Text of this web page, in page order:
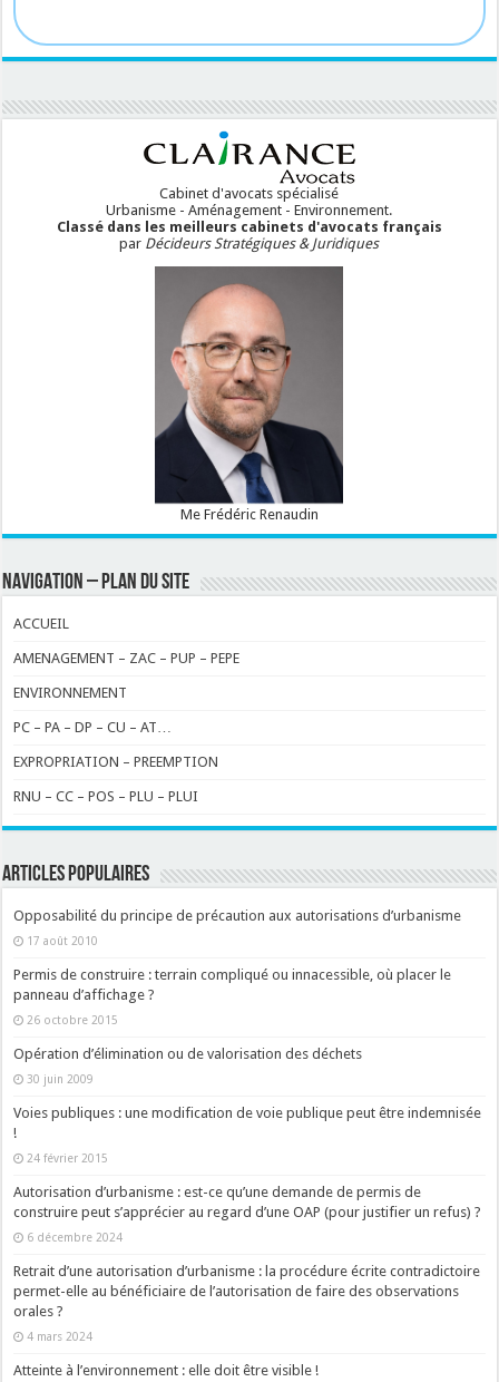
Cabinet d'avocats spécialisé
Urbanisme - Aménagement - Environnement.
Classé dans les meilleurs cabinets d'avocats français
par Décideurs Stratégiques & Juridiques
Me Frédéric Renaudin
NAVIGATION – PLAN DU SITE
ACCUEIL
AMENAGEMENT – ZAC – PUP – PEPE
ENVIRONNEMENT
PC – PA – DP – CU – AT…
EXPROPRIATION – PREEMPTION
RNU – CC – POS – PLU – PLUI
ARTICLES POPULAIRES
Opposabilité du principe de précaution aux autorisations d’urbanisme
17 août 2010
Permis de construire : terrain compliqué ou innacessible, où placer le
panneau d’affichage ?
26 octobre 2015
Opération d’élimination ou de valorisation des déchets
30 juin 2009
Voies publiques : une modification de voie publique peut être indemnisée
!
24 février 2015
Autorisation d’urbanisme : est-ce qu’une demande de permis de
construire peut s’apprécier au regard d’une OAP (pour justifier un refus) ?
6 décembre 2024
Retrait d’une autorisation d’urbanisme : la procédure écrite contradictoire
permet-elle au bénéficiaire de l’autorisation de faire des observations
orales ?
4 mars 2024
Atteinte à l’environnement : elle doit être visible !